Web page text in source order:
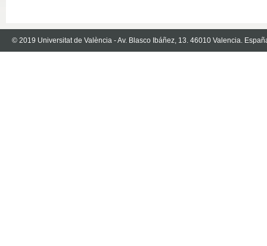
© 2019 Universitat de València - Av. Blasco Ibáñez, 13. 46010 Valencia.